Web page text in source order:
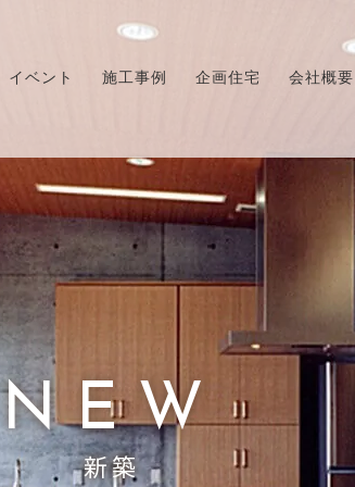
イベント 施工事例 企画住宅 会社概要
NEW
新築